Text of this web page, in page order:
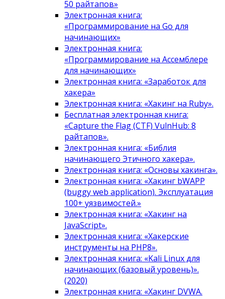
50 райтапов»
Электронная книга:
«Программирование на Go для
начинающих»
Электронная книга:
«Программирование на Ассемблере
для начинающих»
Электронная книга: «Заработок для
хакера»
Электронная книга: «Хакинг на Ruby».
Бесплатная электронная книга:
«Capture the Flag (CTF) VulnHub: 8
райтапов».
Электронная книга: «Библия
начинающего Этичного хакера».
Электронная книга: «Основы хакинга».
Электронная книга: «Хакинг bWAPP
(buggy web application). Эксплуатация
100+ уязвимостей.»
Электронная книга: «Хакинг на
JavaScript».
Электронная книга: «Хакерские
инструменты на PHP8».
Электронная книга: «Kali Linux для
начинающих (базовый уровень)».
(2020)
Электронная книга: «Хакинг DVWA.